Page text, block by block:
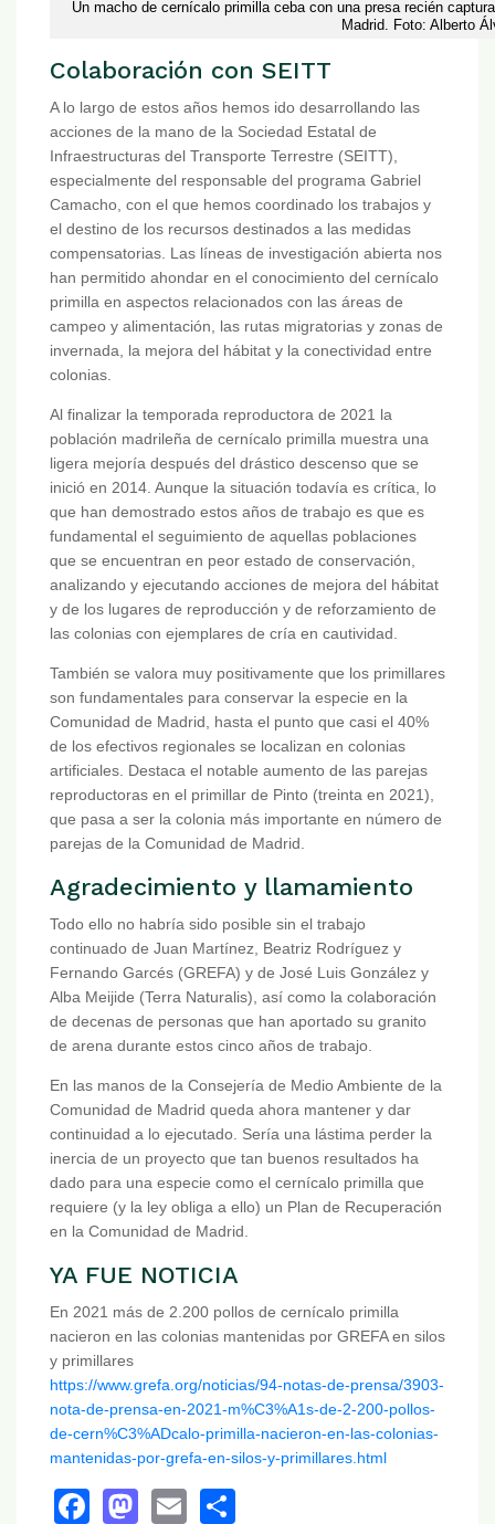
Un macho de cernícalo primilla ceba con una presa recién
Madrid. Foto: Alberto
Colaboración con SEITT
A lo largo de estos años hemos ido desarrollando las
acciones de la mano de la Sociedad Estatal de
Infraestructuras del Transporte Terrestre (SEITT),
especialmente del responsable del programa Gabriel
Camacho, con el que hemos coordinado los trabajos y
el destino de los recursos destinados a las medidas
compensatorias. Las líneas de investigación abierta nos
han permitido ahondar en el conocimiento del cernícalo
primilla en aspectos relacionados con las áreas de
campeo y alimentación, las rutas migratorias y zonas de
invernada, la mejora del hábitat y la conectividad entre
colonias.
Al finalizar la temporada reproductora de 2021 la
población madrileña de cernícalo primilla muestra una
ligera mejoría después del drástico descenso que se
inició en 2014. Aunque la situación todavía es crítica, lo
que han demostrado estos años de trabajo es que es
fundamental el seguimiento de aquellas poblaciones
que se encuentran en peor estado de conservación,
analizando y ejecutando acciones de mejora del hábitat
y de los lugares de reproducción y de reforzamiento de
las colonias con ejemplares de cría en cautividad.
También se valora muy positivamente que los primillares
son fundamentales para conservar la especie en la
Comunidad de Madrid, hasta el punto que casi el 40%
de los efectivos regionales se localizan en colonias
artificiales. Destaca el notable aumento de las parejas
reproductoras en el primillar de Pinto (treinta en 2021),
que pasa a ser la colonia más importante en número de
parejas de la Comunidad de Madrid.
Agradecimiento y llamamiento
Todo ello no habría sido posible sin el trabajo
continuado de Juan Martínez, Beatriz Rodríguez y
Fernando Garcés (GREFA) y de José Luis González y
Alba Meijide (Terra Naturalis), así como la colaboración
de decenas de personas que han aportado su granito
de arena durante estos cinco años de trabajo.
En las manos de la Consejería de Medio Ambiente de la
Comunidad de Madrid queda ahora mantener y dar
continuidad a lo ejecutado. Sería una lástima perder la
inercia de un proyecto que tan buenos resultados ha
dado para una especie como el cernícalo primilla que
requiere (y la ley obliga a ello) un Plan de Recuperación
en la Comunidad de Madrid.
YA FUE NOTICIA
En 2021 más de 2.200 pollos de cernícalo primilla
nacieron en las colonias mantenidas por GREFA en silos
y primillares
https://www.grefa.org/noticias/94-notas-de-prensa/3903-
nota-de-prensa-en-2021-m%C3%A1s-de-2-200-pollos-
de-cern%C3%ADcalo-primilla-nacieron-en-las-colonias-
mantenidas-por-grefa-en-silos-y-primillares.html
Facebook
Mastodon
Email